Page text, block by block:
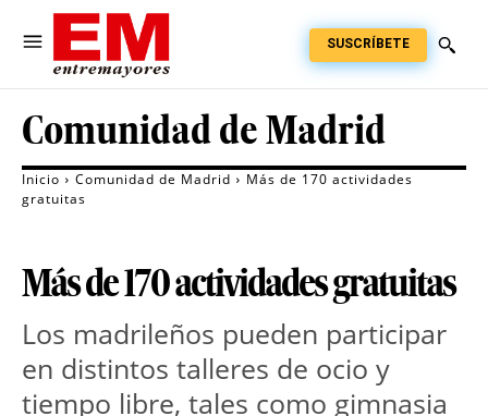
SUSCRÍBETE
Comunidad de Madrid
Inicio Comunidad de Madrid
Más de 170 actividades
gratuitas
Más de 170 actividades gratuitas
Los madrileños pueden participar
en distintos talleres de ocio y
tiempo libre, tales como gimnasia